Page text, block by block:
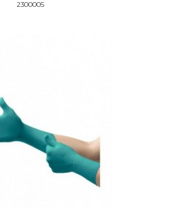
2300005